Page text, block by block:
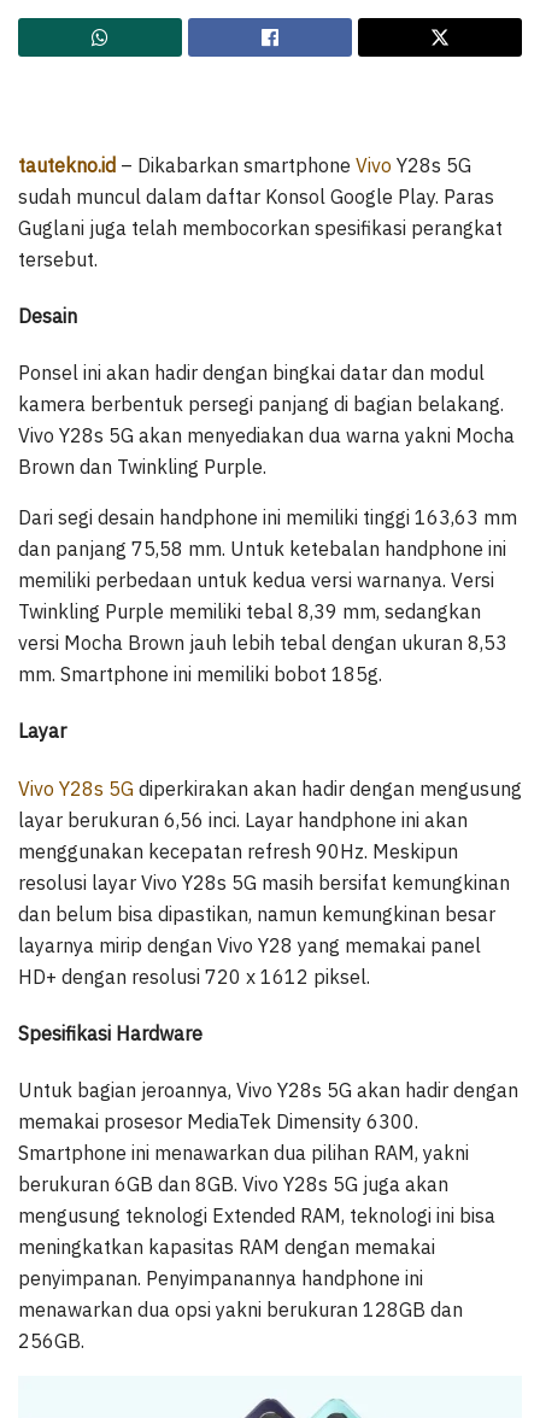
tautekno.id – Dikabarkan smartphone Vivo Y28s 5G
sudah muncul dalam daftar Konsol Google Play. Paras
Guglani juga telah membocorkan spesifikasi perangkat
tersebut.
Desain
Ponsel ini akan hadir dengan bingkai datar dan modul
kamera berbentuk persegi panjang di bagian belakang.
Vivo Y28s 5G akan menyediakan dua warna yakni Mocha
Brown dan Twinkling Purple.
Dari segi desain handphone ini memiliki tinggi 163,63 mm
dan panjang 75,58 mm. Untuk ketebalan handphone ini
memiliki perbedaan untuk kedua versi warnanya. Versi
Twinkling Purple memiliki tebal 8,39 mm, sedangkan
versi Mocha Brown jauh lebih tebal dengan ukuran 8,53
mm. Smartphone ini memiliki bobot 185g.
Layar
Vivo Y28s 5G diperkirakan akan hadir dengan mengusung
layar berukuran 6,56 inci. Layar handphone ini akan
menggunakan kecepatan refresh 90Hz. Meskipun
resolusi layar Vivo Y28s 5G masih bersifat kemungkinan
dan belum bisa dipastikan, namun kemungkinan besar
layarnya mirip dengan Vivo Y28 yang memakai panel
HD+ dengan resolusi 720 x 1612 piksel.
Spesifikasi Hardware
Untuk bagian jeroannya, Vivo Y28s 5G akan hadir dengan
memakai prosesor MediaTek Dimensity 6300.
Smartphone ini menawarkan dua pilihan RAM, yakni
berukuran 6GB dan 8GB. Vivo Y28s 5G juga akan
mengusung teknologi Extended RAM, teknologi ini bisa
meningkatkan kapasitas RAM dengan memakai
penyimpanan. Penyimpanannya handphone ini
menawarkan dua opsi yakni berukuran 128GB dan
256GB.